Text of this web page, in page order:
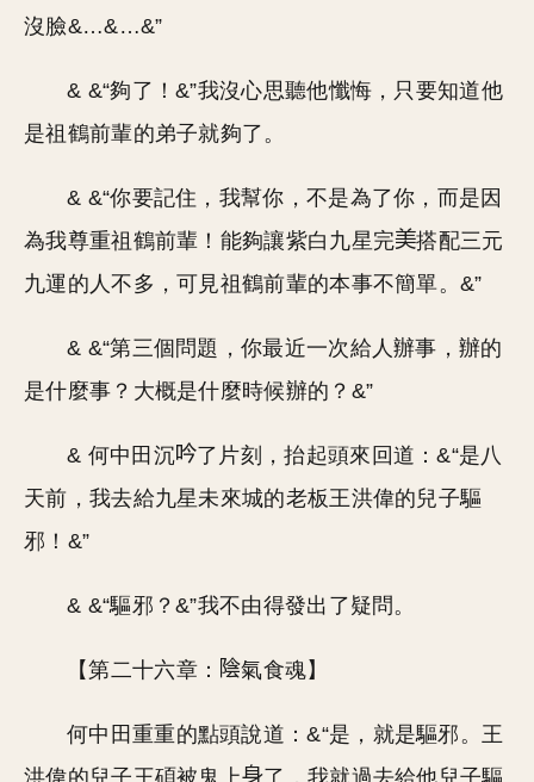
沒臉&…&…&”
& &“夠了！&”我沒心思聽他懺悔，只要知道他
是祖鶴前輩的弟子就夠了。
& &“你要記住，我幫你，不是為了你，而是因
為我尊重祖鶴前輩！能夠讓紫白九星完
搭配三元
九運的人不多，可見祖鶴前輩的本事不簡單。&”
& &“第三個問題，你最近一次給人辦事，辦的
是什麼事？大概是什麼時候辦的？&”
& 何中田沉
了片刻，抬起頭來回道：&“是八
天前，我去給九星未來城的老板王洪偉的兒子驅
邪！&”
& &“驅邪？&”我不由得發出了疑問。
【第二十六章： 氣食魂】
何中田重重的點頭說道：&“是，就是驅邪。王
洪偉的兒子王碩被鬼上
了，我就過去給他兒子驅